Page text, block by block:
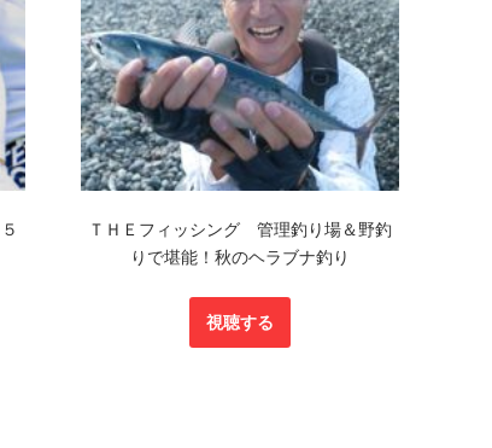
ＴＨＥフィッシング 管理釣り場＆野釣
りで堪能！秋のヘラブナ釣り
視聴する